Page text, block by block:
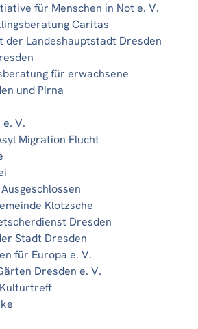
für Menschen in Not e. V.
Caritas
der Landeshauptstadt Dresden
für erwachsene
und Pirna
V.
Migration Flucht
Klotzsche
Dresden
Stadt Dresden
für Europa e. V.
Dresden e. V.